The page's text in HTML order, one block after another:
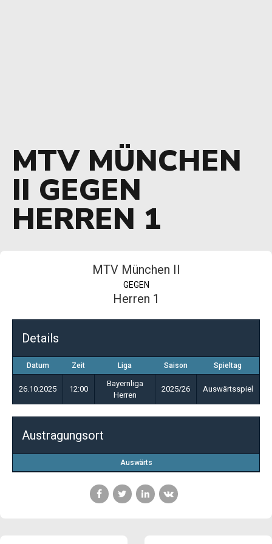
MTV MÜNCHEN
II GEGEN
HERREN 1
MTV München II
GEGEN
Herren 1
Details
Datum Zeit Liga Saison Spieltag
26.10.2025 12:00
Bayernliga
Herren
2025/26 Auswärtsspiel
Austragungsort
Auswärts